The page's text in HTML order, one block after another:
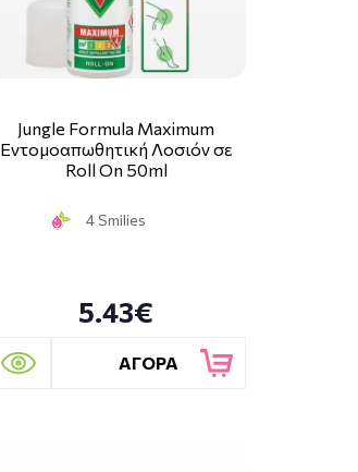
Jungle Formula Maximum
Εντομοαπωθητική Λοσιόν σε
Roll On 50ml
4 Smilies
5.43€
ΑΓΟΡΑ